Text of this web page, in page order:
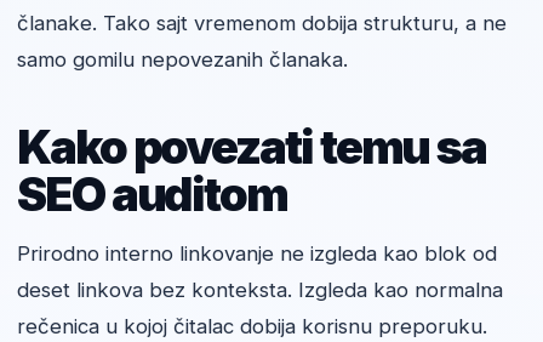
članake. Tako sajt vremenom dobija strukturu, a ne
samo gomilu nepovezanih članaka.
Kako povezati temu sa
SEO auditom
Prirodno interno linkovanje ne izgleda kao blok od
deset linkova bez konteksta. Izgleda kao normalna
rečenica u kojoj čitalac dobija korisnu preporuku.